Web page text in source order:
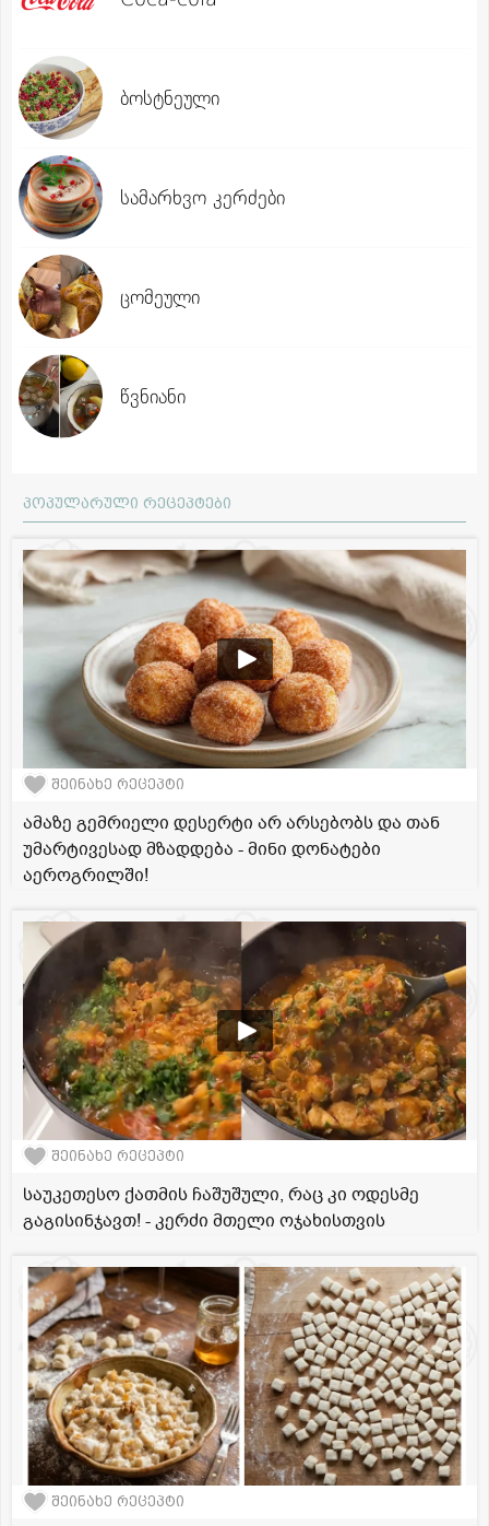
ბოსტნეული
სამარხვო კერძები
ცომეული
წვნიანი
პოპულარული რეცეპტები
შეინახე რეცეპტი
ამაზე გემრიელი დესერტი არ არსებობს და თან
უმარტივესად მზადდება - მინი დონატები
აეროგრილში!
შეინახე რეცეპტი
საუკეთესო ქათმის ჩაშუშული, რაც კი ოდესმე
გაგისინჯავთ! - კერძი მთელი ოჯახისთვის
შეინახე რეცეპტი